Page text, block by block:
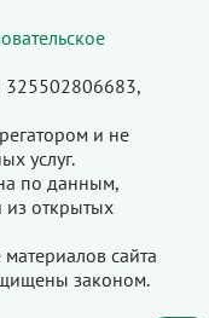
и не
услуг.
по данным,
из открытых
сайта
законом.